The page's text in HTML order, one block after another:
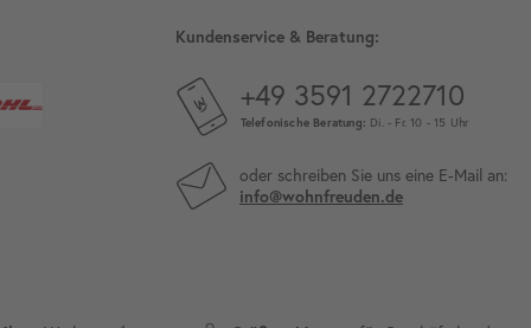
Kundenservice & Beratung:
+49 3591 2722710
Telefonische Beratung: Di. - Fr. 10 - 15 Uhr
oder schreiben Sie uns eine E-Mail an:
info@wohnfreuden.de